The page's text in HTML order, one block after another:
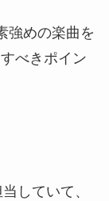
強めの楽曲を
べきポイン
していて、